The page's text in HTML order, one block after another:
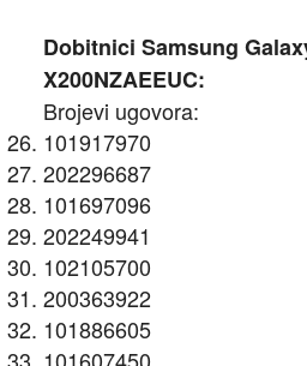
Dobitnici Samsung
X200NZAEEUC:
Brojevi ugovora:
101917970
202296687
101697096
202249941
102105700
200363922
101886605
101607450